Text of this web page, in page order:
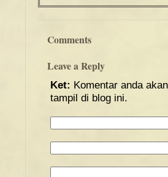
Comments
Leave a Reply
Ket: Komentar anda
tampil di blog ini.